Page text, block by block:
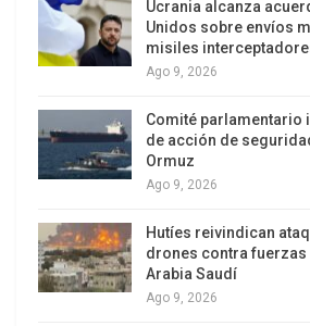
«llegar a un acuerdo final».
«Entre los principales temas a
memorándum de entendimiento
los ataques marítimos de
bloqueo naval como lo llaman
asuntos sobre la liberación de
Irán, Estados Unidos e Israel
acuerdo de cese al fuego el 8 de
días de combates. Luego de la
Ucrania alcanza
Unidos sobre envíos
misiles
Ago 9, 2026
Comité parlamentario
de acción de
Ormuz
Ago 9, 2026
Hutíes reivindican
drones contra fuerzas
Arabia Saudí
Ago 9, 2026